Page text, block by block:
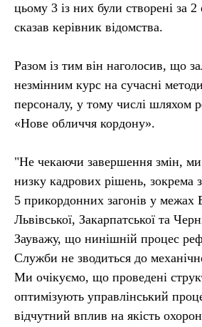
цьому 3 із них були створені за
сказав керівник відомства.
Разом із тим він наголосив, що
незмінним курс на сучасні
персоналу, у тому числі шляхом
«Нове обличчя кордону».
"Не чекаючи завершення змін,
низку кадрових рішень, зокрема
5 прикордонних загонів у межах
Львівської, Закарпатської та
Зауважу, що нинішній процес
Служби не зводиться до
Ми очікуємо, що проведені
оптимізують управлінський
відчутний вплив на якість